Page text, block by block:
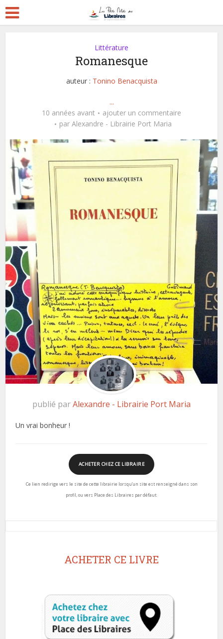
Littérature
Romanesque
auteur : Tonino Benacquista
...
10 années avant
ajouter un commentaire
par Alexandre - Librairie Port Maria
publié parAlexandre - Librairie Port Maria
Un vrai bonheur !
ACHETER CHEZ CE LIBRAIRE
Ce lien redirige vers le site de cette librairie lorsqu’un site est renseigné dans son
profil, ou vers Place des Libraires par défaut.
ACHETER CE LIVRE